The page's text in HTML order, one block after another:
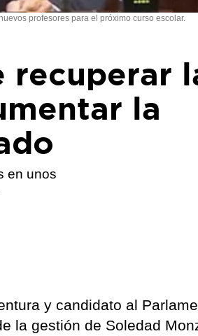
profesores para el próximo curso escolar.
recuperar
la
en unos
y candidato al
la gestión de Soledad